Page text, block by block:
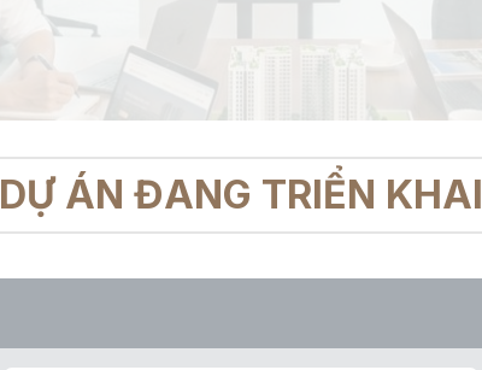
DỰ ÁN ĐANG TRIỂN KHAI